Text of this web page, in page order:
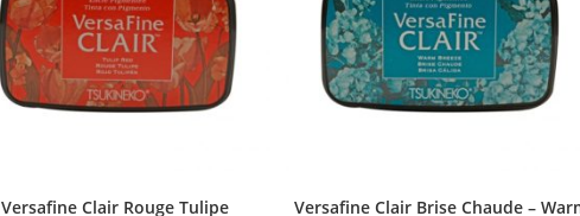
Versafine Clair Rouge Tulipe
Versafine Clair Brise Chaude –